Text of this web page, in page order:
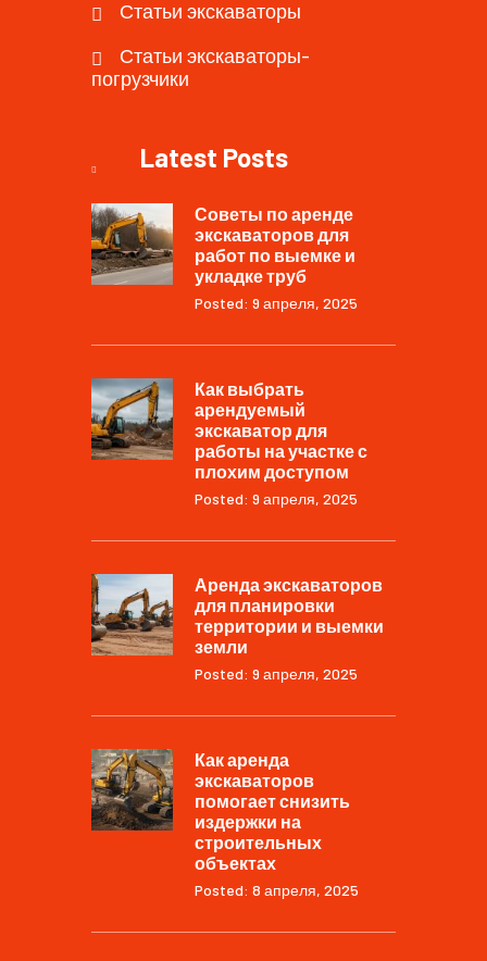
Статьи экскаваторы
Статьи экскаваторы-
погрузчики
Latest Posts
Советы по аренде
экскаваторов для
работ по выемке и
укладке труб
Posted: 9 апреля, 2025
Как выбрать
арендуемый
экскаватор для
работы на участке с
плохим доступом
Posted: 9 апреля, 2025
Аренда экскаваторов
для планировки
территории и выемки
земли
Posted: 9 апреля, 2025
Как аренда
экскаваторов
помогает снизить
издержки на
строительных
объектах
Posted: 8 апреля, 2025